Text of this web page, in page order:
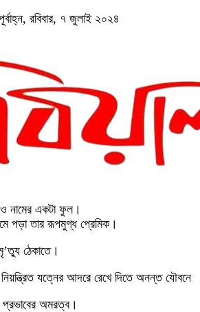
রবিবার, ৭ জুলাই ২০২৪
নামের একটা ফুল।
পড়া তার রূপমুগ্ধ প্রেমিক।
ঠেকাতে।
যত্নের আদরে রেখে দিতে অনন্ত যৌবনে
প্রভাবের অমরত্ব।